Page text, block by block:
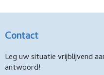
Contact
Leg uw situatie vrijblijvend
antwoord!